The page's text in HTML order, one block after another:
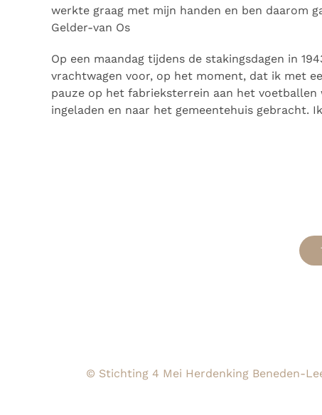
werkte graag met mijn handen en ben daarom
Gelder-van Os
Op een maandag tijdens de stakingsdagen in
vrachtwagen voor, op het moment, dat ik met
pauze op het fabrieksterrein aan het voetballen
ingeladen en naar het gemeentehuis gebracht.
© Stichting 4 Mei Herdenking Beneden-